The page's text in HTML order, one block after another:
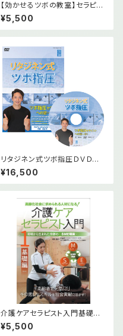
【効かせるツボの教室】セラピス
ト必見、直ぐに使える厳選のツボ
指圧! [DVD]
¥5,500
リタジネン式ツボ指圧ＤＶＤ版＆
オンライン版
¥16,500
介護ケアセラピスト入門基礎編
DVD
¥5,500